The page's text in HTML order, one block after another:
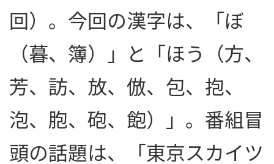
回）。今回の漢字は、「ぼ
（暮、簿）」と「ほう（方、
芳、訪、放、倣、包、抱、
泡、胞、砲、飽）」。番組冒
頭の話題は、「東京スカイツ